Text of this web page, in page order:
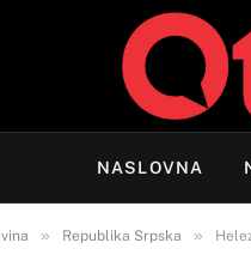
NASLOVNA
» Republika Srpska »